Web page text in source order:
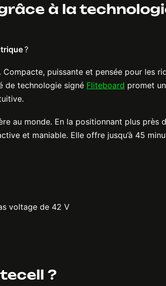
à la
?
puissante et pensée pour les
de technologie signé Fliteboard promet
au monde. En la positionnant plus près
et maniable. Elle offre jusqu’à 45
voltage de 42 V
?